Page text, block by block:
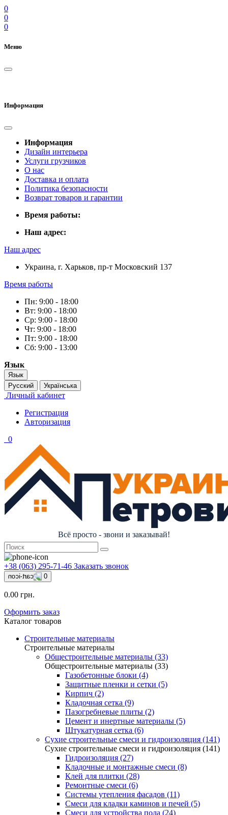
0
0
0
Меню
Информация
Информация
Дизайн интерьера
Услуги грузчиков
О нас
Доставка и оплата
Политика безопасности
Возврат товаров и гарантии
Время работы:
Наш адрес:
Наш адрес
Украина, г. Харьков, пр-т Московский 137
Время работы
Пн: 9:00 - 18:00
Вт: 9:00 - 18:00
Ср: 9:00 - 18:00
Чт: 9:00 - 18:00
Пт: 9:00 - 18:00
Сб: 9:00 - 13:00
Язык
Язык
Русский
Українська
Личный кабинет
Регистрация
Авторизация
0
Всё просто - звони и заказывай!
+38 (063) 295-71-46 Заказать звонок
0
0.00 грн.
Оформить заказ
Каталог товаров
Строительные материалы
Строительные материалы
Общестроительные материалы (33)
Общестроительные материалы (33)
Газобетонные блоки (4)
Защитные пленки и сетки (5)
Кирпич (2)
Кладочная сетка (9)
Пазогребневые плиты (2)
Цемент и инертные материалы (5)
Штукатурная сетка (6)
Сухие строительные смеси и гидроизоляция (141)
Сухие строительные смеси и гидроизоляция (141)
Гидроизоляция (27)
Кладочные и монтажные смеси (8)
Клей для плитки (28)
Ремонтные смеси (6)
Системы утепления фасадов (11)
Смеси для кладки каминов и печей (5)
Смеси для устройства пола (24)